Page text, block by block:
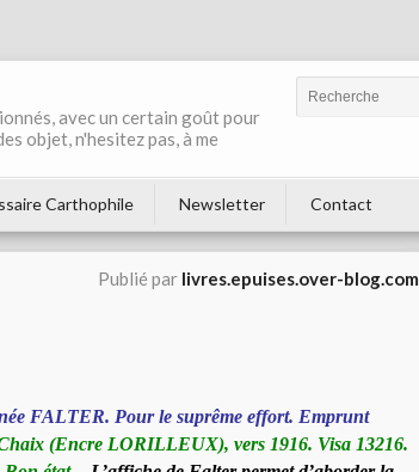
avec un certain goût pour
objet, n'hesitez pas, à me
Carthophile Newsletter Contact
Publié par livres.epuises.over-blog.com
FALTER. Pour le suprême effort. Emprunt
(Encre LORILLEUX), vers 1916. Visa 13216.